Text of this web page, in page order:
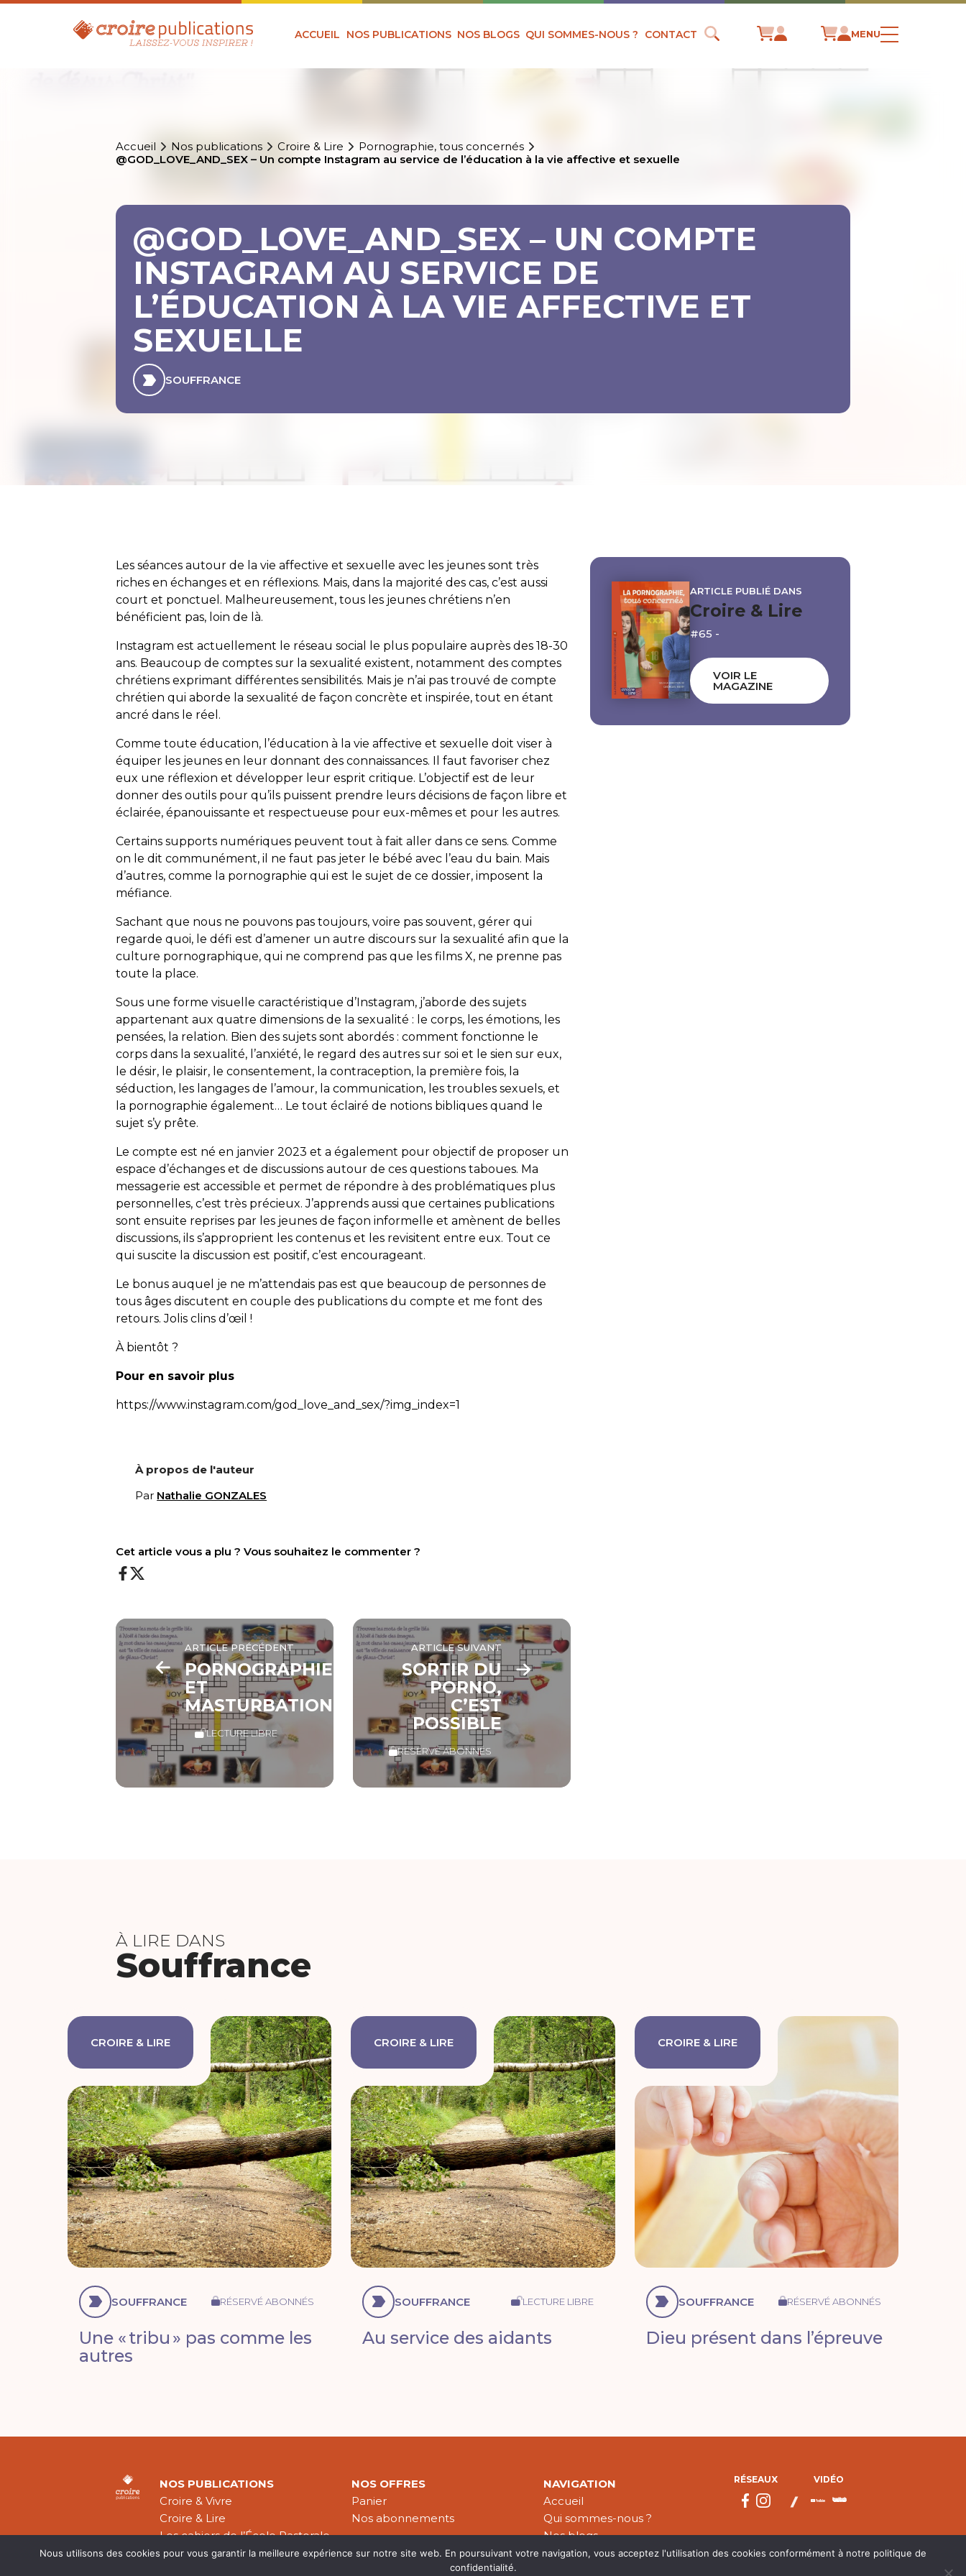
ACCUEIL NOS PUBLICATIONS NOS BLOGS QUI SOMMES-NOUS ? CONTACT MENU
Accueil Nos publications Croire & Lire
Pornographie, tous concernés
@GOD_LOVE_AND_SEX – Un compte Instagram au service de l’éducation à la vie affective et sexuelle
@GOD_LOVE_AND_SEX – UN COMPTE
INSTAGRAM AU SERVICE DE
L’ÉDUCATION À LA VIE AFFECTIVE ET
SEXUELLE
SOUFFRANCE
Les séances autour de la vie affective et sexuelle avec les jeunes sont très
riches en échanges et en réflexions. Mais, dans la majorité des cas, c’est aussi
court et ponctuel. Malheureusement, tous les jeunes chrétiens n’en
bénéficient pas, loin de là.
Instagram est actuellement le réseau social le plus populaire auprès des 18-30
ans. Beaucoup de comptes sur la sexualité existent, notamment des comptes
chrétiens exprimant différentes sensibilités. Mais je n’ai pas trouvé de compte
chrétien qui aborde la sexualité de façon concrète et inspirée, tout en étant
ancré dans le réel.
Comme toute éducation, l’éducation à la vie affective et sexuelle doit viser à
équiper les jeunes en leur donnant des connaissances. Il faut favoriser chez
eux une réflexion et développer leur esprit critique. L’objectif est de leur
donner des outils pour qu’ils puissent prendre leurs décisions de façon libre et
éclairée, épanouissante et respectueuse pour eux-mêmes et pour les autres.
Certains supports numériques peuvent tout à fait aller dans ce sens. Comme
on le dit communément, il ne faut pas jeter le bébé avec l’eau du bain. Mais
d’autres, comme la pornographie qui est le sujet de ce dossier, imposent la
méfiance.
Sachant que nous ne pouvons pas toujours, voire pas souvent, gérer qui
regarde quoi, le défi est d’amener un autre discours sur la sexualité afin que la
culture pornographique, qui ne comprend pas que les films X, ne prenne pas
toute la place.
Sous une forme visuelle caractéristique d’Instagram, j’aborde des sujets
appartenant aux quatre dimensions de la sexualité : le corps, les émotions, les
pensées, la relation. Bien des sujets sont abordés : comment fonctionne le
corps dans la sexualité, l’anxiété, le regard des autres sur soi et le sien sur eux,
le désir, le plaisir, le consentement, la contraception, la première fois, la
séduction, les langages de l’amour, la communication, les troubles sexuels, et
la pornographie également… Le tout éclairé de notions bibliques quand le
sujet s’y prête.
Le compte est né en janvier 2023 et a également pour objectif de proposer un
espace d’échanges et de discussions autour de ces questions taboues. Ma
messagerie est accessible et permet de répondre à des problématiques plus
personnelles, c’est très précieux. J’apprends aussi que certaines publications
sont ensuite reprises par les jeunes de façon informelle et amènent de belles
discussions, ils s’approprient les contenus et les revisitent entre eux. Tout ce
qui suscite la discussion est positif, c’est encourageant.
Le bonus auquel je ne m’attendais pas est que beaucoup de personnes de
tous âges discutent en couple des publications du compte et me font des
retours. Jolis clins d’œil !
À bientôt ?
Pour en savoir plus
https://www.instagram.com/god_love_and_sex/?img_index=1
À propos de l'auteur
Par Nathalie GONZALES
Cet article vous a plu ? Vous souhaitez le commenter ?
ARTICLE PRÉCÉDENT
PORNOGRAPHIE
ET
MASTURBATION
LECTURE LIBRE
ARTICLE SUIVANT
SORTIR DU
PORNO,
C’EST
POSSIBLE
RÉSERVÉ ABONNÉS
ARTICLE PUBLIÉ DANS
Croire & Lire
#65 -
VOIR LE
MAGAZINE
À LIRE DANS
Souffrance
CROIRE & LIRE
SOUFFRANCE RÉSERVÉ ABONNÉS
Une « tribu » pas comme les
autres
CROIRE & LIRE
SOUFFRANCE LECTURE LIBRE
Au service des aidants
CROIRE & LIRE
SOUFFRANCE RÉSERVÉ ABONNÉS
Dieu présent dans l’épreuve
NOS PUBLICATIONS
Croire & Vivre
Croire & Lire
Les cahiers de l’École Pastorale
Théologie Évangélique
NOS OFFRES
Panier
Nos abonnements
NAVIGATION
Accueil
Qui sommes-nous ?
Nos blogs
Nos publications
RÉSEAUX VIDÉO
Nous utilisons des cookies pour vous garantir la meilleure expérience sur notre site web. En poursuivant votre navigation, vous acceptez l'utilisation des cookies conformément à notre politique de
confidentialité.